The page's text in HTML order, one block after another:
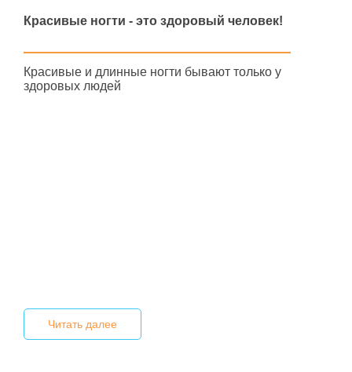
Красивые ногти - это здоровый человек!
Красивые и длинные ногти бывают только у
здоровых людей
Читать далее